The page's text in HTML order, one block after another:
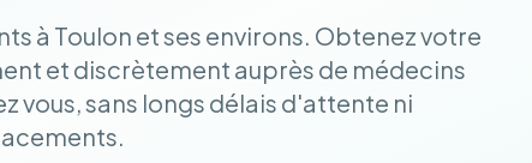
à Toulon et ses environs. Obtenez votre
et discrètement auprès de médecins
vous, sans longs délais d'attente ni